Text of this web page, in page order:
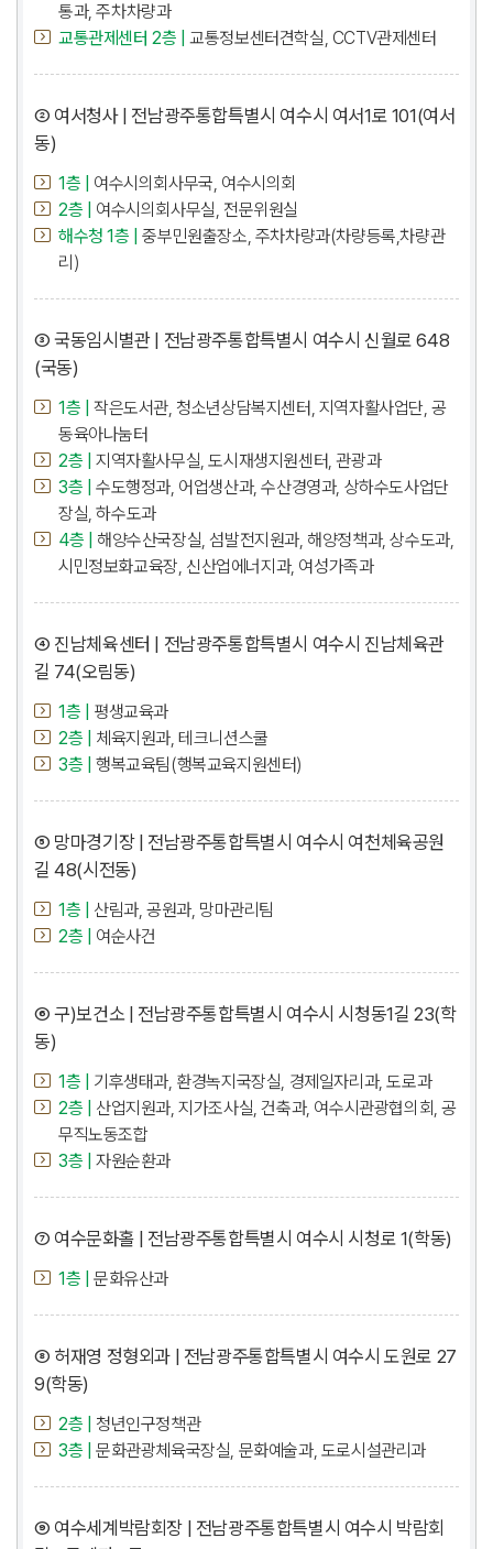
통과, 주차차량과
교통관제센터 2층 |
교통정보센터견학실, CCTV관제센터
② 여서청사 | 전남광주통합특별시 여수시 여서1로 101(여서
동)
1층 |
여수시의회사무국, 여수시의회
2층 |
여수시의회사무실, 전문위원실
해수청 1층 |
중부민원출장소, 주차차량과(차량등록,차량관
리)
③ 국동임시별관 | 전남광주통합특별시 여수시 신월로 648
(국동)
1층 |
작은도서관, 청소년상담복지센터, 지역자활사업단, 공
동육아나눔터
2층 |
지역자활사무실, 도시재생지원센터, 관광과
3층 |
수도행정과, 어업생산과, 수산경영과, 상하수도사업단
장실, 하수도과
4층 |
해양수산국장실, 섬발전지원과, 해양정책과, 상수도과,
시민정보화교육장, 신산업에너지과, 여성가족과
④ 진남체육센터 | 전남광주통합특별시 여수시 진남체육관
길 74(오림동)
1층 |
평생교육과
2층 |
체육지원과, 테크니션스쿨
3층 |
행복교육팀(행복교육지원센터)
⑤ 망마경기장 | 전남광주통합특별시 여수시 여천체육공원
길 48(시전동)
1층 |
산림과, 공원과, 망마관리팀
2층 |
여순사건
⑥ 구)보건소 | 전남광주통합특별시 여수시 시청동1길 23(학
동)
1층 |
기후생태과, 환경녹지국장실, 경제일자리과, 도로과
2층 |
산업지원과, 지가조사실, 건축과, 여수시관광협의회, 공
무직노동조합
3층 |
자원순환과
⑦ 여수문화홀 | 전남광주통합특별시 여수시 시청로 1(학동)
1층 | 문화유산과
⑧ 허재영 정형외과 | 전남광주통합특별시 여수시 도원로 27
9(학동)
2층 |
청년인구정책관
3층 |
문화관광체육국장실, 문화예술과, 도로시설관리과
⑨ 여수세계박람회장 | 전남광주통합특별시 여수시 박람회